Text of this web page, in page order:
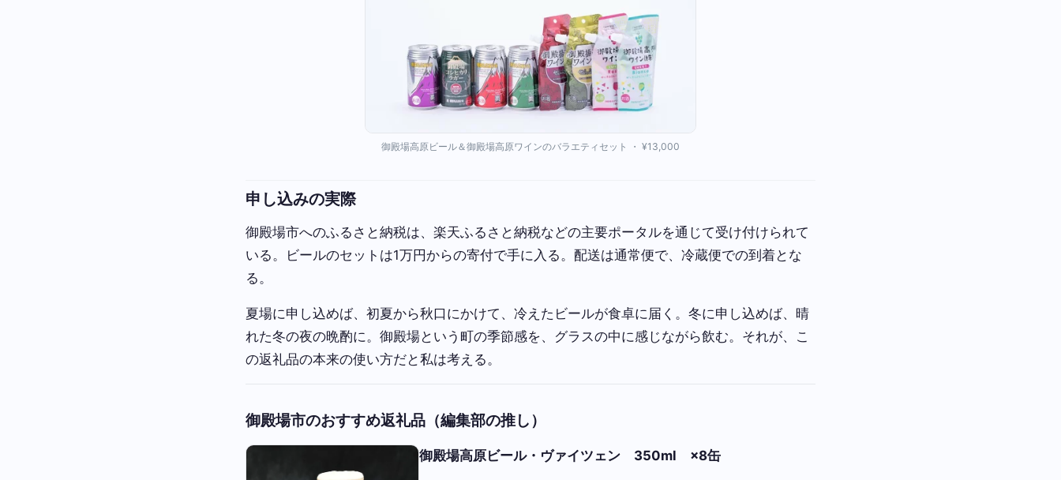
御殿場高原ビール＆御殿場高原ワインのバラエティセット ・ ¥13,000
申し込みの実際
御殿場市へのふるさと納税は、楽天ふるさと納税などの主要ポータルを通じて受け付けられて
いる。ビールのセットは1万円からの寄付で手に入る。配送は通常便で、冷蔵便での到着とな
る。
夏場に申し込めば、初夏から秋口にかけて、冷えたビールが食卓に届く。冬に申し込めば、晴
れた冬の夜の晩酌に。御殿場という町の季節感を、グラスの中に感じながら飲む。それが、こ
の返礼品の本来の使い方だと私は考える。
御殿場市のおすすめ返礼品（編集部の推し）
御殿場高原ビール・ヴァイツェン 350ml ×8缶